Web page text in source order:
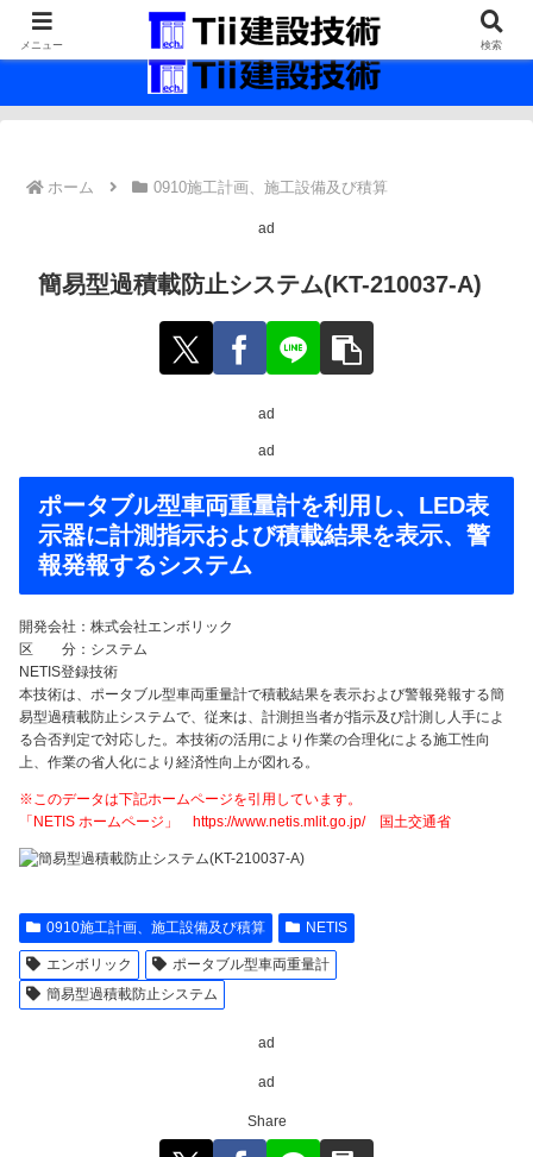
最新の建設技術の情報インフラ。
ホーム 0910施工計画、施工設備及び積算
ad
簡易型過積載防止システム(KT-210037-A)
ad
ad
ポータブル型車両重量計を利用し、LED表
示器に計測指示および積載結果を表示、警
報発報するシステム
開発会社：株式会社エンボリック
区 分：システム
NETIS登録技術
本技術は、ポータブル型車両重量計で積載結果を表示および警報発報する簡
易型過積載防止システムで、従来は、計測担当者が指示及び計測し人手によ
る合否判定で対応した。本技術の活用により作業の合理化による施工性向
上、作業の省人化により経済性向上が図れる。
※このデータは下記ホームページを引用しています。
「NETIS ホームページ」 https://www.netis.mlit.go.jp/ 国土交通省
0910施工計画、施工設備及び積算 NETIS
エンボリック
ポータブル型車両重量計
簡易型過積載防止システム
ad
ad
Share
メニュー 検索